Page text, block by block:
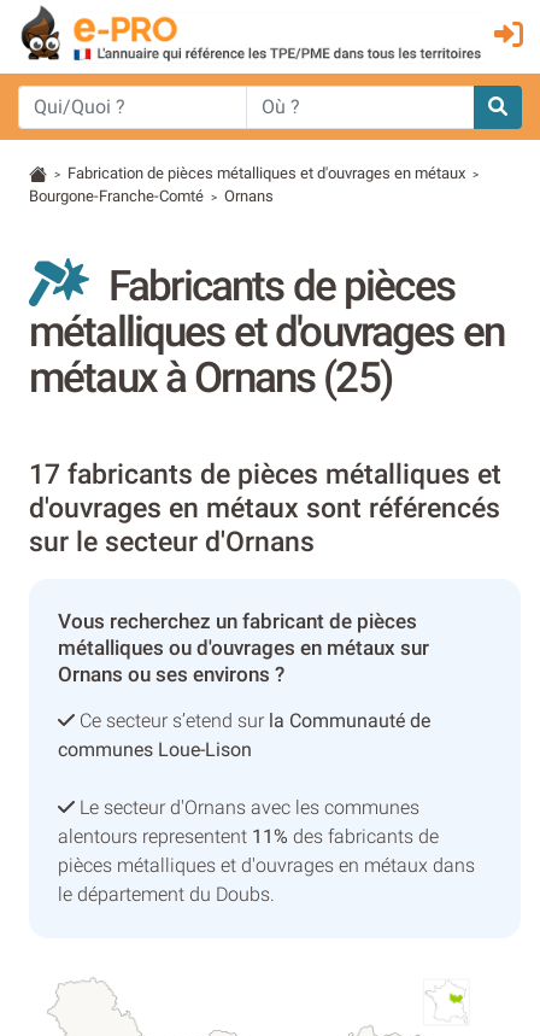
> Fabrication de pièces métalliques et d'ouvrages en métaux >
Bourgone-Franche-Comté > Ornans
Fabricants de pièces
métalliques et d'ouvrages en
métaux à Ornans (25)
17 fabricants de pièces métalliques et
d'ouvrages en métaux sont référencés
sur le secteur d'Ornans
Vous recherchez un fabricant de pièces
métalliques ou d'ouvrages en métaux sur
Ornans ou ses environs ?
Ce secteur s’etend sur la Communauté de
communes Loue-Lison
Le secteur d'Ornans avec les communes
alentours representent 11% des fabricants de
pièces métalliques et d'ouvrages en métaux dans
le département du Doubs.